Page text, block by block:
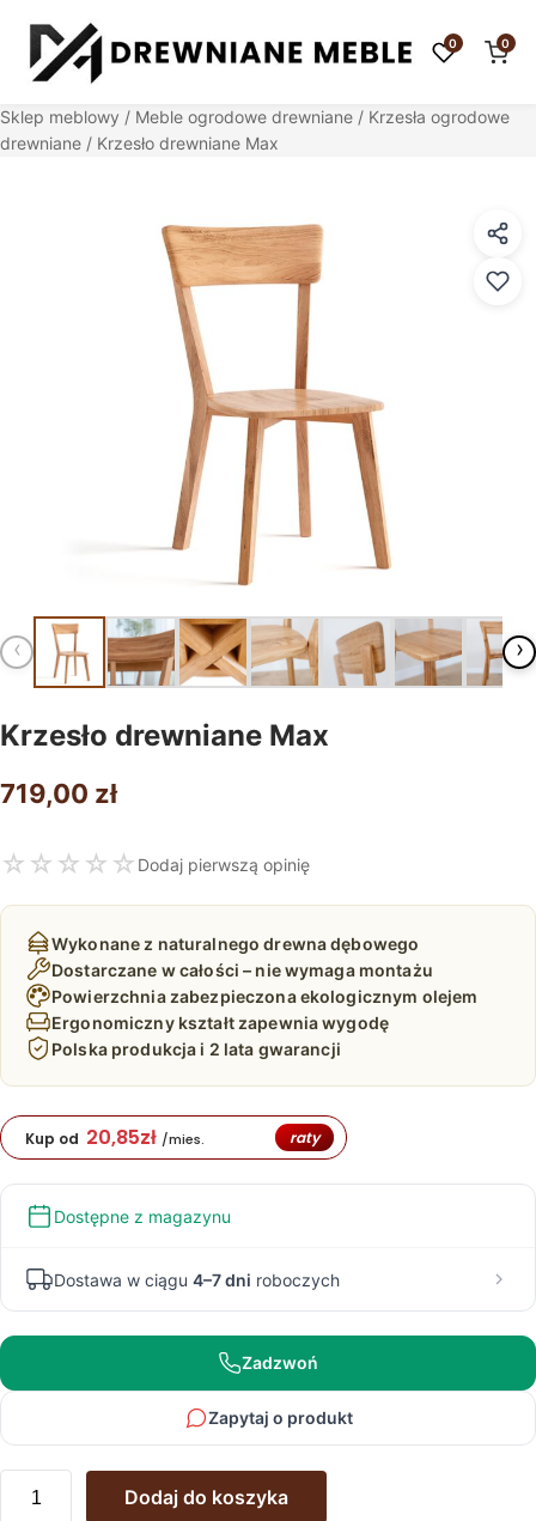
0 0
Sklep meblowy / Meble ogrodowe drewniane / Krzesła ogrodowe
drewniane / Krzesło drewniane Max
‹ ›
Krzesło drewniane Max
719,00 zł
☆ ☆ ☆ ☆ ☆ Dodaj pierwszą opinię
Wykonane z naturalnego drewna dębowego
Dostarczane w całości – nie wymaga montażu
Powierzchnia zabezpieczona ekologicznym olejem
Ergonomiczny kształt zapewnia wygodę
Polska produkcja i 2 lata gwarancji
Kup od 20,85zł /mies. raty
Dostępne z magazynu
Dostawa w ciągu 4–7 dni roboczych
Zadzwoń
Zapytaj o produkt
Krzesło
Dodaj do koszyka